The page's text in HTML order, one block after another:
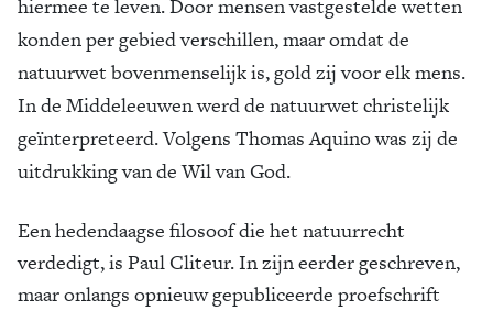
hiermee te leven. Door mensen vastgestelde wetten
konden per gebied verschillen, maar omdat de
natuurwet bovenmenselijk is, gold zij voor elk mens.
In de Middeleeuwen werd de natuurwet christelijk
geïnterpreteerd. Volgens Thomas Aquino was zij de
uitdrukking van de Wil van God.
Een hedendaagse filosoof die het natuurrecht
verdedigt, is Paul Cliteur. In zijn eerder geschreven,
maar onlangs opnieuw gepubliceerde proefschrift